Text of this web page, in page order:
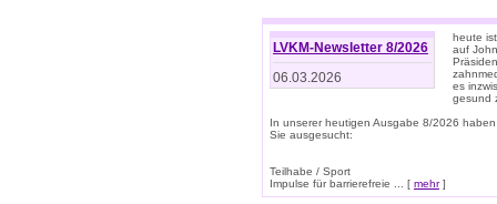
LVKM-Newsletter 8/2026
06.03.2026
heute
auf
es
gesund
In unserer heutigen Ausgabe 8/2026
Sie ausgesucht:
Teilhabe / Sport
Impulse für barrierefreie ... [ mehr]